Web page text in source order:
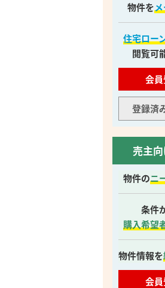
物件を
住宅ロー
閲覧可
会
登録済
売主
物件のニ
条件
購入希望
物件情報を
会